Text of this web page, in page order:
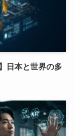
日本と世界の多